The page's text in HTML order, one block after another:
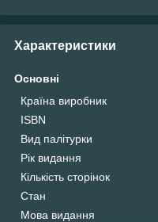
Характеристики
Основні
Країна виробник
ISBN
Вид палітурки
Рік видання
Кількість сторінок
Стан
Мова видання